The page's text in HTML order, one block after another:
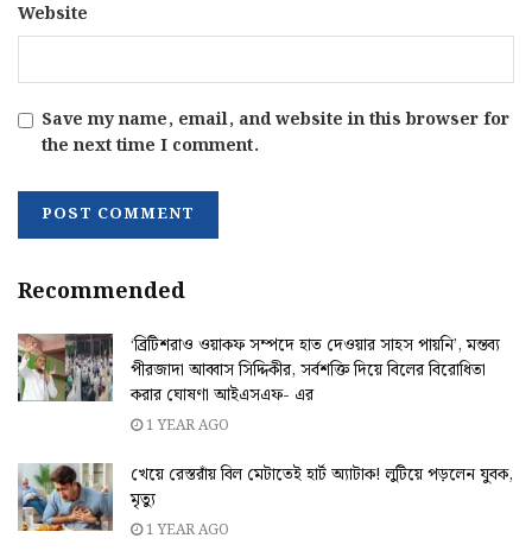
Website
Save my name, email, and website in this browser for
the next time I comment.
Recommended
‘ব্রিটিশরাও ওয়াকফ সম্পদে হাত দেওয়ার সাহস পায়নি’, মন্তব্য
পীরজাদা আব্বাস সিদ্দিকীর, সর্বশক্তি দিয়ে বিলের বিরোধিতা
করার ঘোষণা আইএসএফ- এর
1 YEAR AGO
খেয়ে রেস্তরাঁয় বিল মেটাতেই হার্ট অ্যাটাক! লুটিয়ে পড়লেন যুবক,
মৃত্যু
1 YEAR AGO